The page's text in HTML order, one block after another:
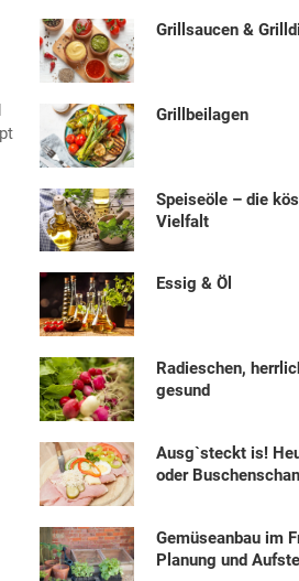
Grillsaucen &
Grillbeilagen
Speiseöle – die
Vielfalt
Essig & Öl
Radieschen,
gesund
Ausg`steckt is!
oder
Gemüseanbau im
Planung und